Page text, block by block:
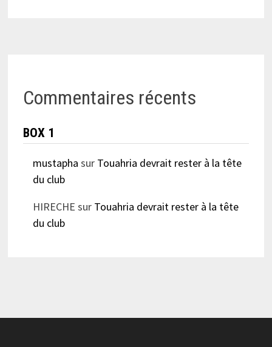
Commentaires récents
BOX 1
mustapha sur Touahria devrait rester à la tête
du club
HIRECHE sur Touahria devrait rester à la tête
du club